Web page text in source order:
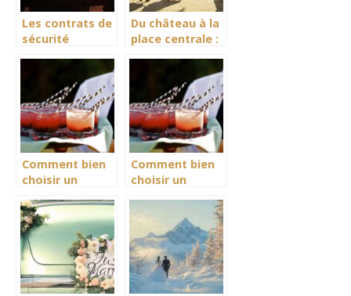
Les contrats de
sécurité
événement :
guide complet
Du château à la
place centrale :
découverte de
la Fête du
Campoiral
Comment bien
choisir un
événementiel à
La Rochelle
pour une
réception
réussie
Comment bien
choisir un
événementiel à
La Rochelle
pour une
réception
réussie